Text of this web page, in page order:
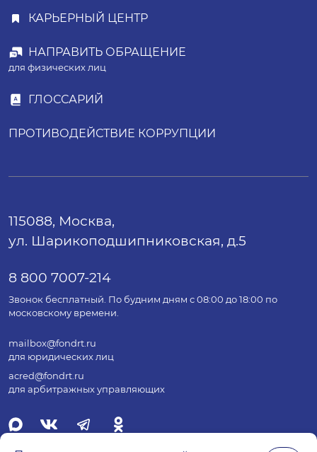
КАРЬЕРНЫЙ ЦЕНТР
НАПРАВИТЬ ОБРАЩЕНИЕ
для физических лиц
ГЛОССАРИЙ
ПРОТИВОДЕЙСТВИЕ КОРРУПЦИИ
115088, Москва,
ул. Шарикоподшипниковская, д.5
8 800 7007-214
Звонок бесплатный. По будним дням с 08:00 до 18:00 по
московскому времени.
mailbox@fondrt.ru
для юридических лиц
acred@fondrt.ru
для арбитражных управляющих